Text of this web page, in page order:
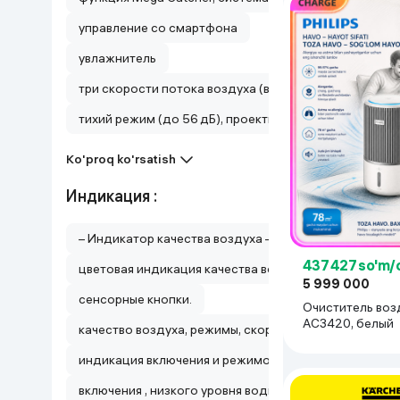
управление со смартфона
увлажнитель
три скорости потока воздуха (высокая, средняя,
тихий режим (до 56 дБ), проектирует очищенный
Ko'proq ko'rsatish
Индикация :
– Индикатор качества воздуха – Индикатор
цветовая индикация качества воздуха, цифровой
сенсорные кнопки.
качество воздуха, режимы, скорость, замена фильтра
индикация включения и режимов работы
включения , низкого уровня воды , влажности
437 427 so'm/
5 999 000
Очиститель
AC3420, белый